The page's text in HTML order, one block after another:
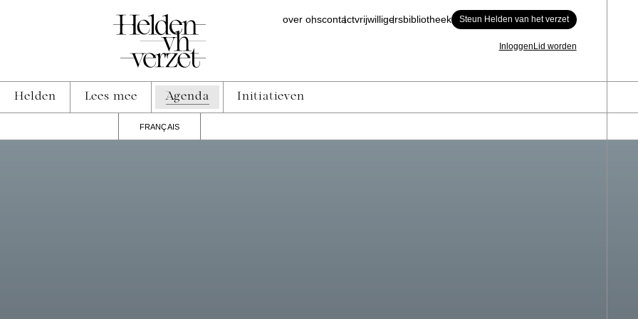
over onscontactvrijwilligersbibliotheek Steun Helden van het verzet
InloggenLid worden
Helden Lees mee Agenda Initiatieven
FRANÇAIS